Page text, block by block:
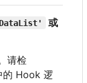
或
请检
的 Hook 逻